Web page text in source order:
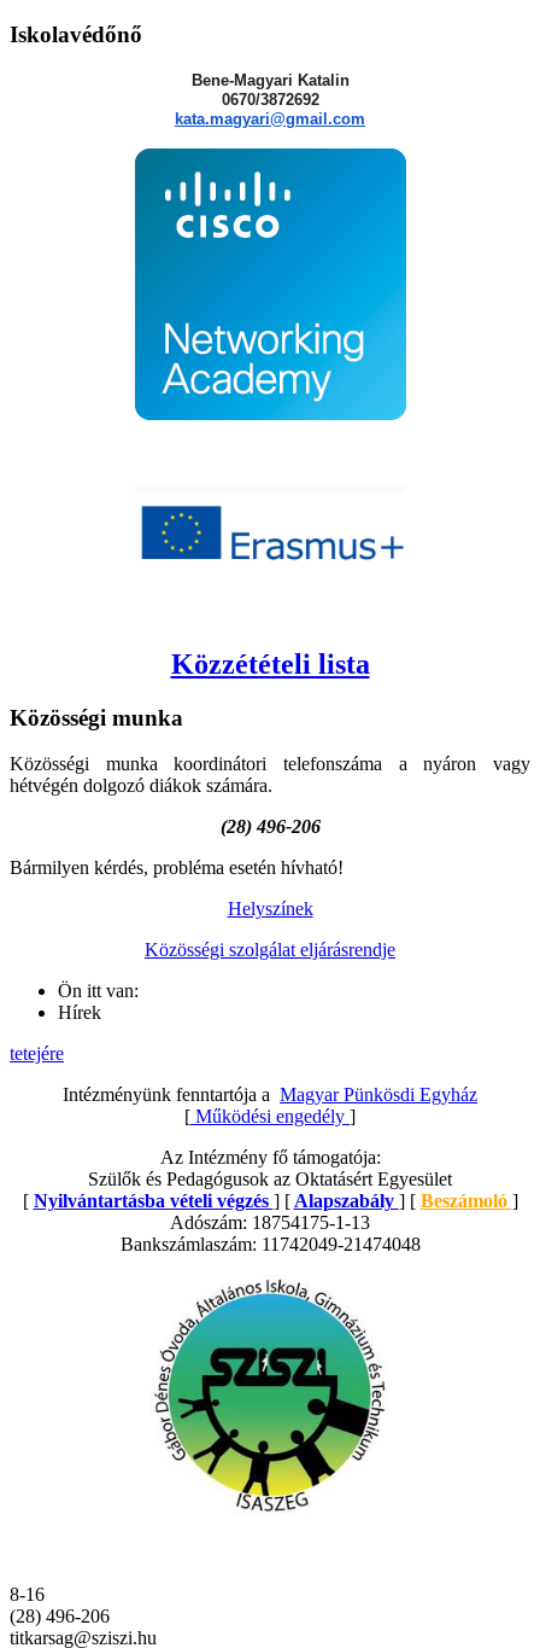
Iskolavédőnő
Bene-Magyari Katalin
0670/3872692
kata.magyari@gmail.com
Közzétételi lista
Közösségi munka
Közösségi munka koordinátori telefonszáma a nyáron vagy
hétvégén dolgozó diákok számára.
(28) 496-206
Bármilyen kérdés, probléma esetén hívható!
Helyszínek
Közösségi szolgálat eljárásrendje
Ön itt van:
Hírek
tetejére
Intézményünk fenntartója a Magyar Pünkösdi Egyház
[ Működési engedély ]
Az Intézmény fő támogatója:
Szülők és Pedagógusok az Oktatásért Egyesület
[ Nyilvántartásba vételi végzés ] [ Alapszabály ] [ Beszámoló ]
Adószám: 18754175-1-13
Bankszámlaszám: 11742049-21474048
8-16
(28) 496-206
titkarsag@sziszi.hu